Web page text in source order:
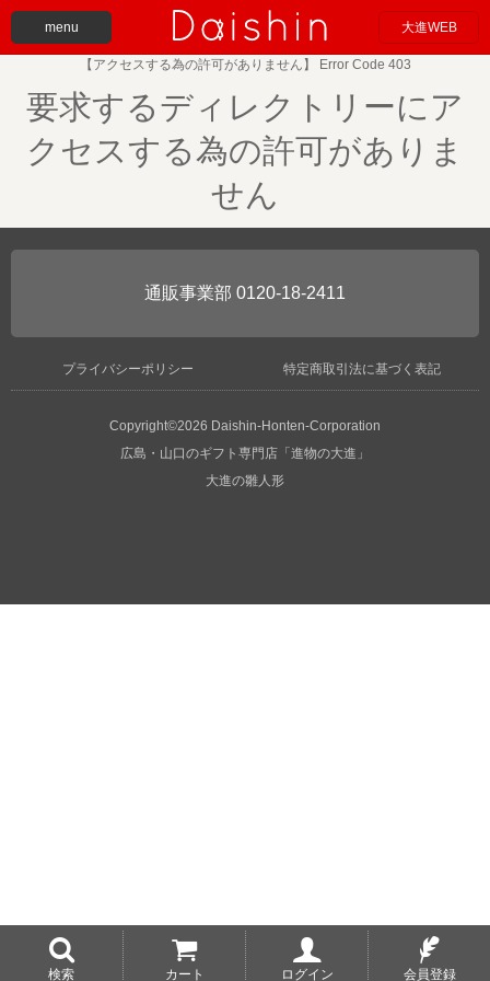
menu 大進WEB
検索 カート ログイン 会員登録
【アクセスする為の許可がありません】 Error Code 403
要求するディレクトリーにア
クセスする為の許可がありま
せん
0120-18-2411
プライバシーポリシー 特定商取引法に基づく表記
Copyright©2026 Daishin-Honten-Corporation
広島・山口のギフト専門店「進物の大進」
大進の雛人形